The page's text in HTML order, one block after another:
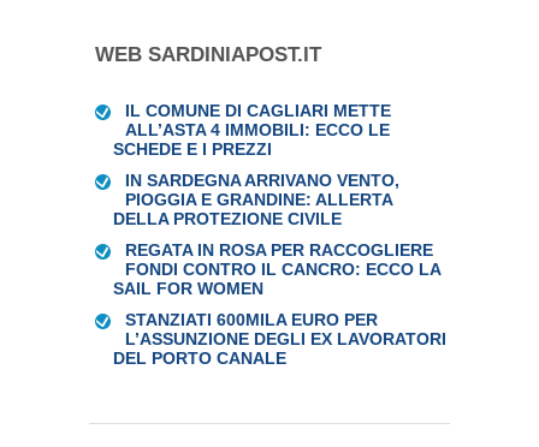
WEB SARDINIAPOST.IT
IL COMUNE DI CAGLIARI METTE
ALL’ASTA 4 IMMOBILI: ECCO LE
SCHEDE E I PREZZI
IN SARDEGNA ARRIVANO VENTO,
PIOGGIA E GRANDINE: ALLERTA
DELLA PROTEZIONE CIVILE
REGATA IN ROSA PER RACCOGLIERE
FONDI CONTRO IL CANCRO: ECCO LA
SAIL FOR WOMEN
STANZIATI 600MILA EURO PER
L’ASSUNZIONE DEGLI EX LAVORATORI
DEL PORTO CANALE